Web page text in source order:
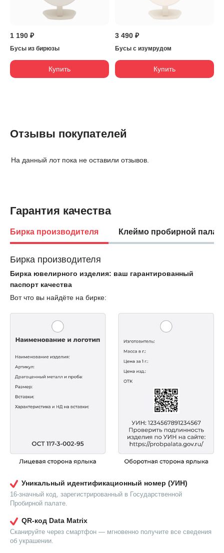
1 190 ₽
Бусы из бирюзы
Купить
3 490 ₽
Бусы с изумрудом
Купить
Отзывы покупателей
На данный лот пока не оставили отзывов.
Гарантия качества
Бирка производителя Клеймо пробирной
Бирка производителя
Бирка ювелирного изделия: ваш гарантированный
паспорт качества
Вот что вы найдёте на бирке:
Уникальный идентификационный номер (УИН)
16-значный код, зарегистрированный в Государственной
Пробирной палате.
QR-код Data Matrix
Сканируйте через смартфон — мгновенно получите все сведения
об украшении.